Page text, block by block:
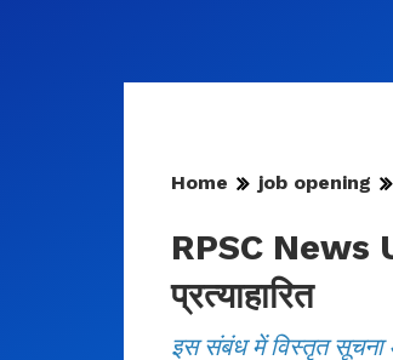
Home job opening
RPSC News
प्रत्याहारित
इस संबंध में विस्तृत सूचना